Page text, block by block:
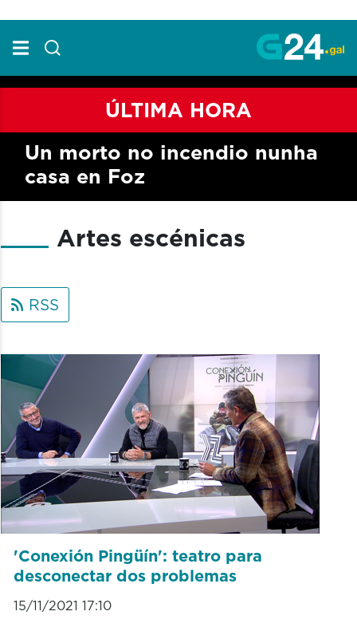
ÚLTIMA HORA
Un morto no incendio nunha
casa en Foz
Artes escénicas
RSS
'Conexión Pingüín': teatro para
desconectar dos problemas
15/11/2021 17:10